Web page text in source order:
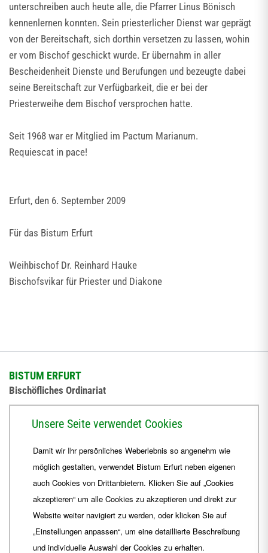
unterschreiben auch heute alle, die Pfarrer Linus Bönisch
kennenlernen konnten. Sein priesterlicher Dienst war geprägt
von der Bereitschaft, sich dorthin versetzen zu lassen, wohin
er vom Bischof geschickt wurde. Er übernahm in aller
Bescheidenheit Dienste und Berufungen und bezeugte dabei
seine Bereitschaft zur Verfügbarkeit, die er bei der
Priesterweihe dem Bischof versprochen hatte.
Seit 1968 war er Mitglied im Pactum Marianum.
Requiescat in pace!
Erfurt, den 6. September 2009
Für das Bistum Erfurt
Weihbischof Dr. Reinhard Hauke
Bischofsvikar für Priester und Diakone
BISTUM ERFURT
Bischöfliches Ordinariat
+49 361 6572-444
ordinariat Bistum-Erfurt.de
Unsere Seite verwendet Cookies
Damit wir Ihr persönliches Weberlebnis so angenehm wie
möglich gestalten, verwendet Bistum Erfurt neben eigenen
auch Cookies von Drittanbietern. Klicken Sie auf „Cookies
akzeptieren“ um alle Cookies zu akzeptieren und direkt zur
Website weiter navigiert zu werden, oder klicken Sie auf
„Einstellungen anpassen“, um eine detaillierte Beschreibung
und individuelle Auswahl der Cookies zu erhalten.